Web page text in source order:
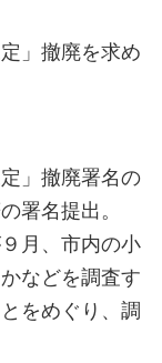
」撤廃を求め
」撤廃署名の
署名提出。
月、市内の小
などを調査す
をめぐり、調